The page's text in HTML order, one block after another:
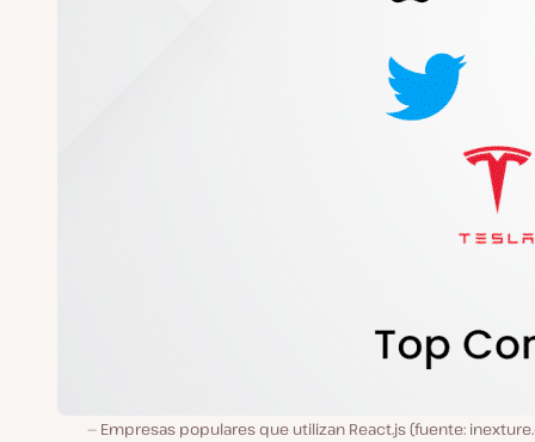
Empresas populares que utilizan React.js (fuente: